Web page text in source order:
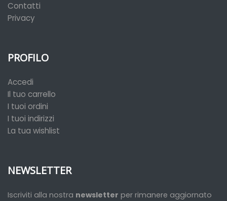
Contatti
Privacy
PROFILO
Accedi
Il tuo carrello
I tuoi ordini
I tuoi indirizzi
La tua wishlist
NEWSLETTER
Iscriviti alla nostra newsletter per rimanere aggiornato